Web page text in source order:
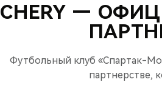
CHERY —
Футбольный клуб «Спартак-
партнерстве,